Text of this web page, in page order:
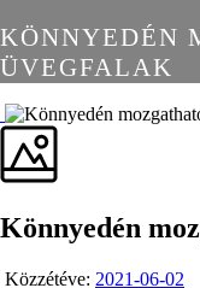
KÖNNYEDÉN
ÜVEGFALAK
Könnyedén
Közzétéve: 2021-06-02